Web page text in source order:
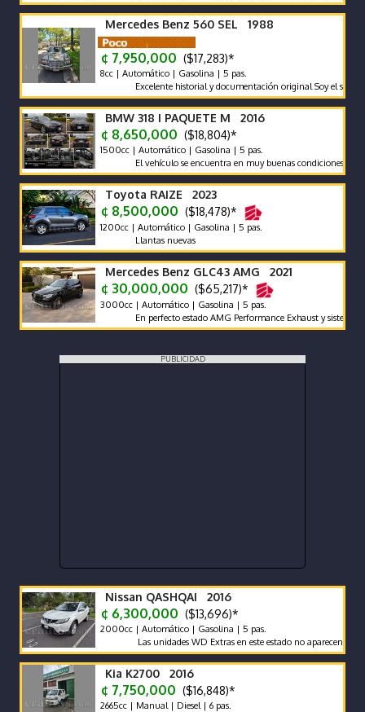
Mercedes Benz 560 SEL 1988
¢ 7,950,000 ($17,283)*
8cc | Automático | Gasolina | 5 pas.
Excelente historial y documentación original Soy el segundo
BMW 318 I PAQUETE M 2016
¢ 8,650,000 ($18,804)*
1500cc | Automático | Gasolina | 5 pas.
El vehículo se encuentra en muy buenas condiciones tanto
Toyota RAIZE 2023
¢ 8,500,000 ($18,478)*
1200cc | Automático | Gasolina | 5 pas.
Llantas nuevas
Mercedes Benz GLC43 AMG 2021
¢ 30,000,000 ($65,217)*
3000cc | Automático | Gasolina | 5 pas.
En perfecto estado AMG Performance Exhaust y sistema de
PUBLICIDAD
Nissan QASHQAI 2016
¢ 6,300,000 ($13,696)*
2000cc | Automático | Gasolina | 5 pas.
Las unidades WD Extras en este estado no aparecen con
Kia K2700 2016
¢ 7,750,000 ($16,848)*
2665cc | Manual | Diesel | 6 pas.